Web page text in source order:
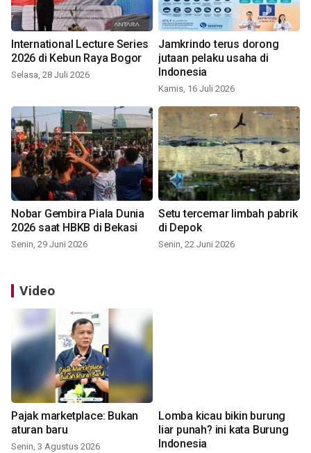
International Lecture Series
2026 di Kebun Raya Bogor
Selasa, 28 Juli 2026
Jamkrindo terus dorong
jutaan pelaku usaha di
Indonesia
Kamis, 16 Juli 2026
Nobar Gembira Piala Dunia
2026 saat HBKB di Bekasi
Senin, 29 Juni 2026
Setu tercemar limbah pabrik
di Depok
Senin, 22 Juni 2026
Video
Pajak marketplace: Bukan
aturan baru
Senin, 3 Agustus 2026
Lomba kicau bikin burung
liar punah? ini kata Burung
Indonesia